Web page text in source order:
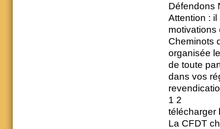
Défendons
Attention : il
motivations
Cheminots
organisée
de toute
dans vos
1 2
télécharger
La CFDT